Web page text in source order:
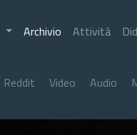
Archivio Attività
Reddit Video Audio